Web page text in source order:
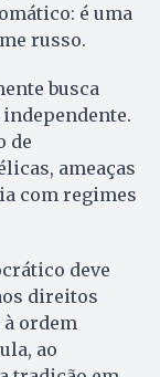
é uma
russo.
busca
de
ameaças
com regimes
deve
direitos
à ordem
ao